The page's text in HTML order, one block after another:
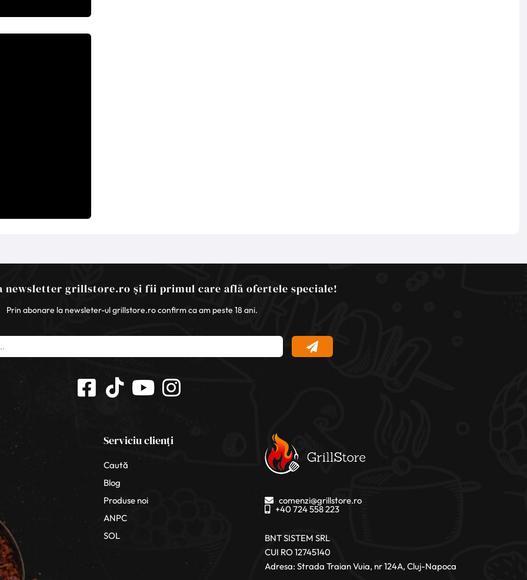
newsletter grillstore.ro și fii primul care află ofertele speciale!
Prin abonare la newsleter-ul grillstore.ro confirm ca am peste 18 ani.
Serviciu clienți
Caută
Blog
Produse noi
ANPC
SOL
comenzi@grillstore.ro
+40 724 558 223
BNT SISTEM SRL
CUI RO 12745140
Adresa: Strada Traian Vuia, nr 124A, Cluj-Napoca